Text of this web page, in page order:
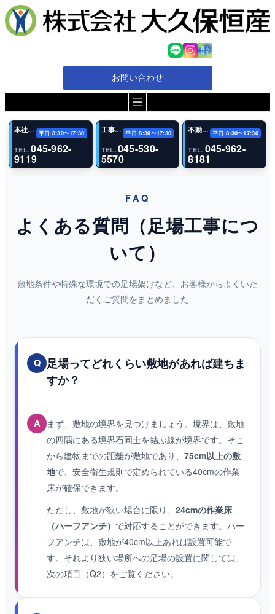
内
容
を
お問い合わせ
本社・代表電話 平日 8:30〜17:30
TEL. 045-962-
9119
工事（恩田事業所） 平日 8:30〜17:30
TEL. 045-530-
5570
不動産事業部 平日 8:30〜17:30
TEL. 045-962-
8181
FAQ
よくある質問（足場工事につ
いて）
敷地条件や特殊な環境での足場架けなど、お客様からよくいた
だくご質問をまとめました
Q 足場ってどれくらい敷地があれば建ちま
すか？
A
まず、敷地の境界を見つけましょう。境界は、敷地
の四隅にある境界石同士を結ぶ線が境界です。そこ
から建物までの距離が敷地であり、 75cm以上の敷
地で、安全衛生規則で定められている40cmの作業
床が確保できます。
ただし、敷地が狭い場合に限り、 24cmの作業床
（ハーフアンチ） で対応することができます。ハー
フアンチは、敷地が40cm以上あれば設置可能で
す。それより狭い場所への足場の設置に関しては、
次の項目（Q2）をご覧ください。